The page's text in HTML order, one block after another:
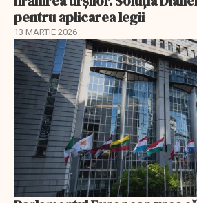
pentru aplicarea legii
13 MARTIE 2026